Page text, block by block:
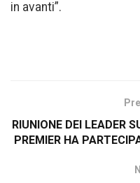
in avanti”.
RIUNIONE DEI LEADER
PREMIER HA